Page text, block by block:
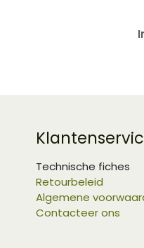
Technische fiches
Retourbeleid
Algemene
Contacteer ons